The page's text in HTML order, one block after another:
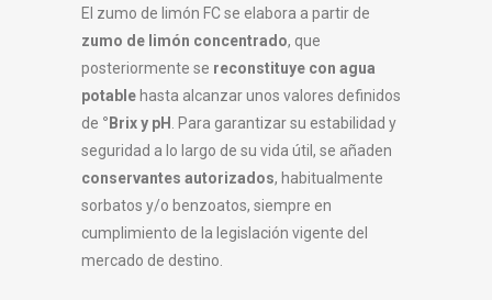
El zumo de limón FC se elabora a partir de
zumo de limón concentrado, que
posteriormente se reconstituye con agua
potable hasta alcanzar unos valores definidos
de °Brix y pH
. Para garantizar su estabilidad y
seguridad a lo largo de su vida útil, se añaden
conservantes autorizados, habitualmente
sorbatos y/o benzoatos, siempre en
cumplimiento de la legislación vigente del
mercado de destino.